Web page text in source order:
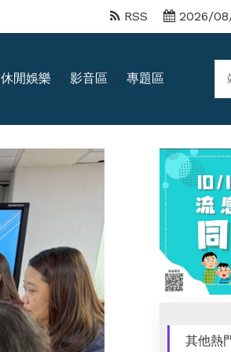
2026/
RSS
休閒娛樂 影音區 專題區
其他熱